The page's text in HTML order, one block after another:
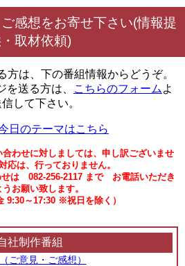
感想をお寄せ下さい(情報提
取材依頼)
方は、下の番組情報からどうぞ。
送る方は、
こちらのフォーム よ
信して下さい。
日のテーマはこちら
わせに対しましては、申し訳ございませ
応は、行っておりません。
せは 082-256-2117 まで お電話いただき
うお願い致します。
9:30～17:30 ※祝日を除く）
社制作番組
ご意見・ご感想）